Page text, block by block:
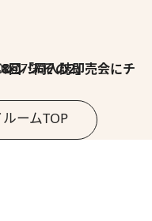
同人誌即売会にチャレンジ その2」
ームTOP